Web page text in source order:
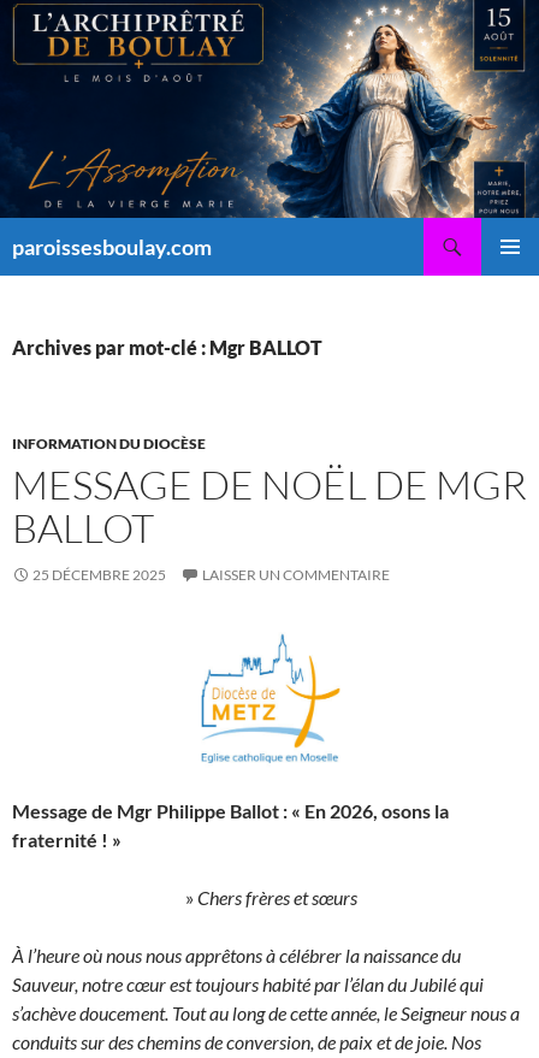
Aller
contenu
paroissesboulay.com
Archives par mot-clé : Mgr BALLOT
INFORMATION DU DIOCÈSE
MESSAGE DE NOËL DE MGR
BALLOT
25 DÉCEMBRE 2025 LAISSER UN COMMENTAIRE
Message de Mgr Philippe Ballot : « En 2026, osons la
fraternité ! »
»Chers frères et sœurs
À l’heure où nous nous apprêtons à célébrer la naissance du
Sauveur, notre cœur est toujours habité par l’élan du Jubilé qui
s’achève doucement. Tout au long de cette année, le Seigneur nous a
conduits sur des chemins de conversion, de paix et de joie. Nos